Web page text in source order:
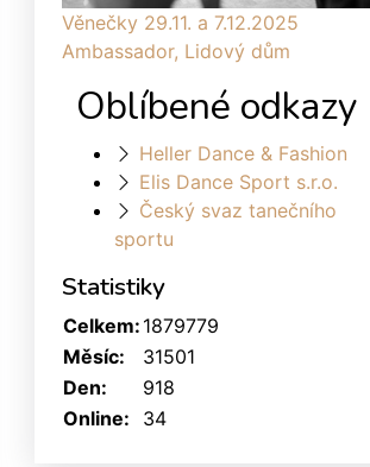
Věnečky 29.11. a 7.12.2025
Ambassador, Lidový dům
Oblíbené odkazy
Heller Dance & Fashion
Elis Dance Sport s.r.o.
Český svaz tanečního
sportu
Statistiky
Online: 34
Celkem: 1879779
Měsíc:
31501
Den:
918